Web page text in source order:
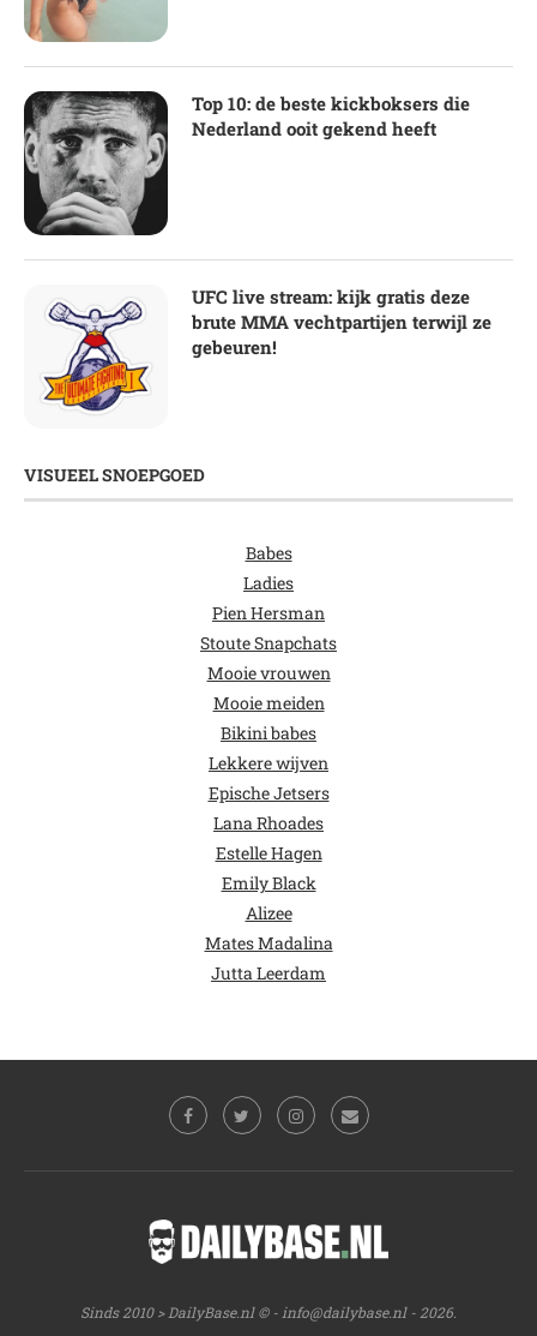
Top 10: de beste kickboksers die
Nederland ooit gekend heeft
UFC live stream: kijk gratis deze
brute MMA vechtpartijen terwijl ze
gebeuren!
VISUEEL SNOEPGOED
Babes
Ladies
Pien Hersman
Stoute Snapchats
Mooie vrouwen
Mooie meiden
Bikini babes
Lekkere wijven
Epische Jetsers
Lana Rhoades
Estelle Hagen
Emily Black
Alizee
Mates Madalina
Jutta Leerdam
Sinds 2010 > DailyBase.nl © -info@dailybase.nl- 2026.